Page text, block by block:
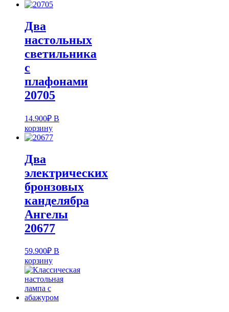
Два
настольных
светильника
с
плафонами
20705
14.900₽ В
корзину
Два
электрических
бронзовых
канделябра
Ангелы
20677
59.900₽ В
корзину